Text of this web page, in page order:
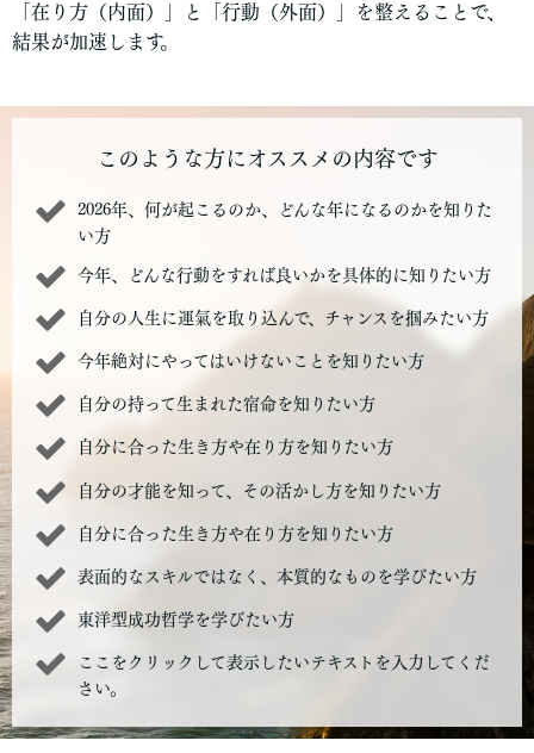
「在り方（内面）」と「行動（外面）」を整えることで、
結果が加速します。
このような方にオススメの内容です
2026年、何が起こるのか、どんな年になるのかを知りた
い方
今年、どんな行動をすれば良いかを具体的に知りたい方
自分の人生に運氣を取り込んで、チャンスを掴みたい方
今年絶対にやってはいけないことを知りたい方
自分の持って生まれた宿命を知りたい方
自分に合った生き方や在り方を知りたい方
自分の才能を知って、その活かし方を知りたい方
自分に合った生き方や在り方を知りたい方
表面的なスキルではなく、本質的なものを学びたい方
東洋型成功哲学を学びたい方
ここをクリックして表示したいテキストを入力してくだ
さい。